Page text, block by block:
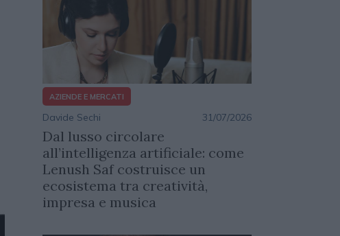
AZIENDE E MERCATI
Davide Sechi 31/07/2026
Dal lusso circolare
all’intelligenza artificiale: come
Lenush Saf costruisce un
ecosistema tra creatività,
impresa e musica